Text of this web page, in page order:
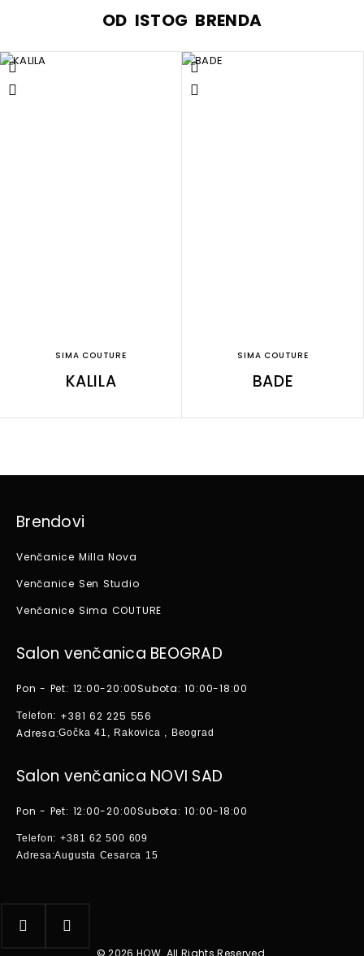
OD ISTOG BRENDA
SIMA COUTURE
KALILA
SIMA COUTURE
BADE
Brendovi
Venčanice Milla Nova
Venčanice Sen Studio
Venčanice Sima COUTURE
Salon venčanica BEOGRAD
Pon - Pet: 12:00-20:00Subota: 10:00-18:00
Telefon: +381 62 225 556
Adresa:Gočka 41, Rakovica , Beograd
Salon venčanica NOVI SAD
Pon - Pet: 12:00-20:00Subota: 10:00-18:00
Telefon: +381 62 500 609
Adresa:Augusta Cesarca 15
© 2026 HOW. All Rights Reserved.